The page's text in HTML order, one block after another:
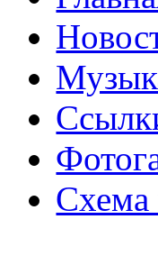
Схема